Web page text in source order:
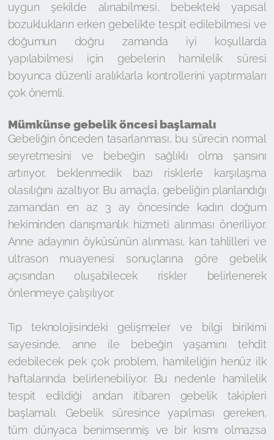
uygun şekilde alınabilmesi, bebekteki yapısal
bozuklukların erken gebelikte tespit edilebilmesi ve
doğumun doğru zamanda iyi koşullarda
yapılabilmesi için gebelerin hamilelik süresi
boyunca düzenli aralıklarla kontrollerini yaptırmaları
çok önemli.
Mümkünse gebelik öncesi başlamalı
Gebeliğin önceden tasarlanması, bu sürecin normal
seyretmesini ve bebeğin sağlıklı olma şansını
artırıyor, beklenmedik bazı risklerle karşılaşma
olasılığını azaltıyor. Bu amaçla, gebeliğin planlandığı
zamandan en az 3 ay öncesinde kadın doğum
hekiminden danışmanlık hizmeti alınması öneriliyor.
Anne adayının öyküsünün alınması, kan tahlilleri ve
ultrason muayenesi sonuçlarına göre gebelik
açısından oluşabilecek riskler belirlenerek
önlenmeye çalışılıyor.
Tıp teknolojisindeki gelişmeler ve bilgi birikimi
sayesinde, anne ile bebeğin yaşamını tehdit
edebilecek pek çok problem, hamileliğin henüz ilk
haftalarında belirlenebiliyor. Bu nedenle hamilelik
tespit edildiği andan itibaren gebelik takipleri
başlamalı. Gebelik süresince yapılması gereken,
tüm dünyaca benimsenmiş ve bir kısmı olmazsa